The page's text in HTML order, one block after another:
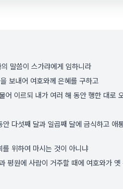
말씀이 스가랴에게 임하니라
보내어 여호와께 은혜를 구하고
이르되 내가 여러 해 동안 행한 대로
다섯째 달과 일곱째 달에 금식하고 애
위하여 마시는 것이 아니냐
평원에 사람이 거주할 때에 여호와가 옛